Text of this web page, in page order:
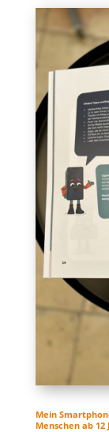
Mein
Menschen ab 12